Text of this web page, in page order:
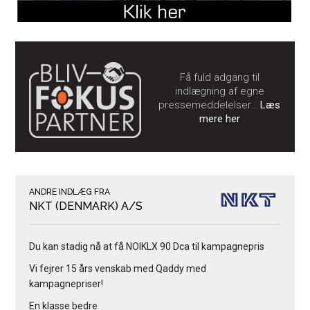
Få fuld adgang til
indlægning af egne
pressemeddelelser…Læs
mere her
ANDRE INDLÆG FRA
NKT (DENMARK) A/S
Du kan stadig nå at få NOIKLX 90 Dca til kampagnepris
Vi fejrer 15 års venskab med Qaddy med
kampagnepriser!
En klasse bedre